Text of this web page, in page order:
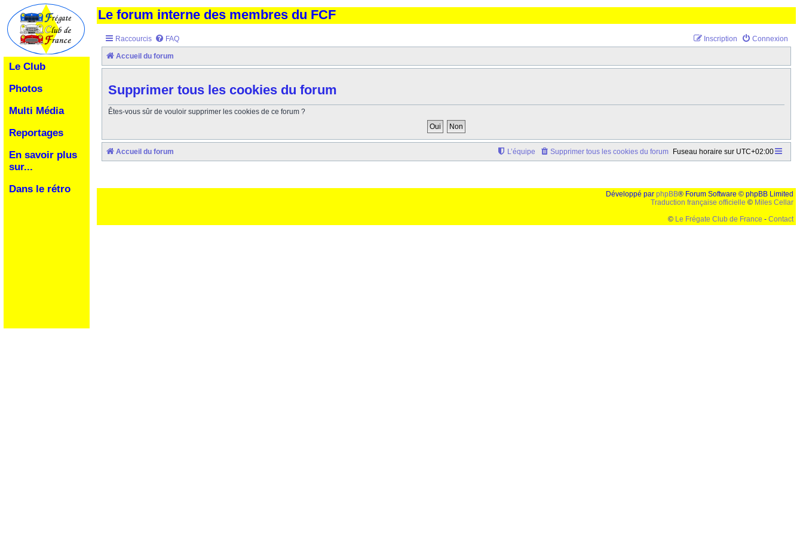
Le Club
Photos
Multi Média
Reportages
En savoir plus
sur...
Dans le rétro
Le forum interne des membres du FCF
Raccourcis FAQ Connexion
Inscription
Accueil du forum
Supprimer tous les cookies du forum
Êtes-vous sûr de vouloir supprimer les cookies de ce forum ?
Accueil du forum Fuseau horaire sur UTC+02:00
Supprimer tous les cookies du forum
L’équipe
Développé par phpBB® Forum Software © phpBB Limited
Traduction française officielle © Miles Cellar
© Le Frégate Club de France - Contact